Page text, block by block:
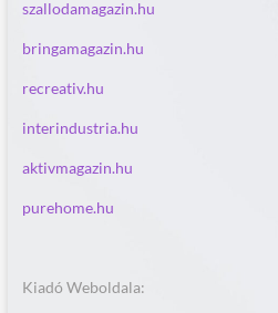
szallodamagazin.hu
bringamagazin.hu
recreativ.hu
interindustria.hu
aktivmagazin.hu
purehome.hu
Kiadó Weboldala: